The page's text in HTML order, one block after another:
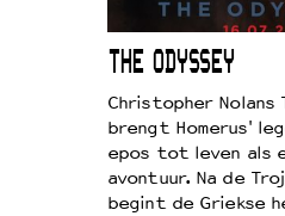
THE ODYSSEY
Christopher Nolans
brengt Homerus'
epos tot leven als
avontuur. Na de
begint de Griekse